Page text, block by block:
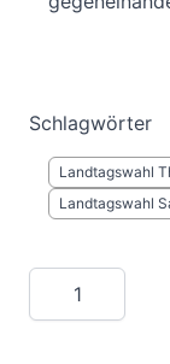
Schlagwörter
Landtagswahl
Landtagswahl
Menge